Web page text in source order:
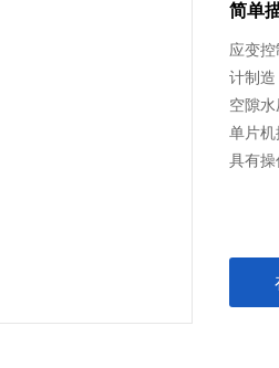
简单
应变
计制造
空隙
单片
具有操